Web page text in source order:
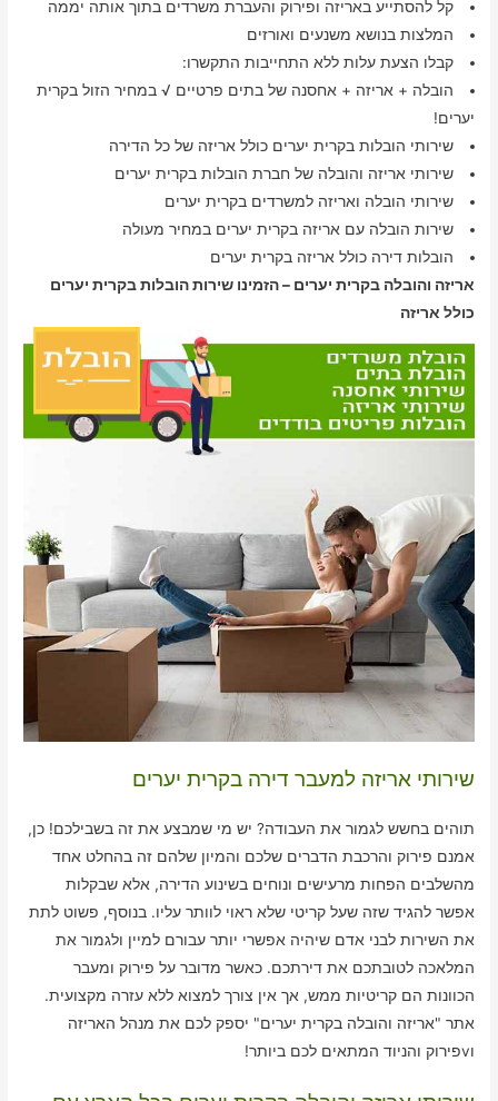
קל להסתייע באריזה ופירוק והעברת משרדים בתוך אותה יממה
המלצות בנושא משנעים ואורזים
קבלו הצעת עלות ללא התחייבות התקשרו:
הובלה + אריזה + אחסנה של בתים פרטיים √ במחיר הזול בקרית
יערים!
שירותי הובלות בקרית יערים כולל אריזה של כל הדירה
שירותי אריזה והובלה של חברת הובלות בקרית יערים
שירותי הובלה ואריזה למשרדים בקרית יערים
שירות הובלה עם אריזה בקרית יערים במחיר מעולה
הובלות דירה כולל אריזה בקרית יערים
אריזה והובלה בקרית יערים – הזמינו שירות הובלות בקרית יערים
כולל אריזה
שירותי אריזה למעבר דירה בקרית יערים
תוהים בחשש לגמור את העבודה? יש מי שמבצע את זה בשבילכם! כן,
אמנם פירוק והרכבת הדברים שלכם והמיון שלהם זה בהחלט אחד
מהשלבים הפחות מרעישים ונוחים בשינוע הדירה, אלא שבקלות
אפשר להגיד שזה שעל קריטי שלא ראוי לוותר עליו. בנוסף, פשוט לתת
את השירות לבני אדם שיהיה אפשרי יותר עבורם למיין ולגמור את
המלאכה לטובתכם את דירתכם. כאשר מדובר על פירוק ומעבר
הכוונות הם קריטיות ממש, אך אין צורך למצוא ללא עזרה מקצועית.
אתר "אריזה והובלה בקרית יערים" יספק לכם את מנהל האריזה
וvפירוק והניוד המתאים לכם ביותר!